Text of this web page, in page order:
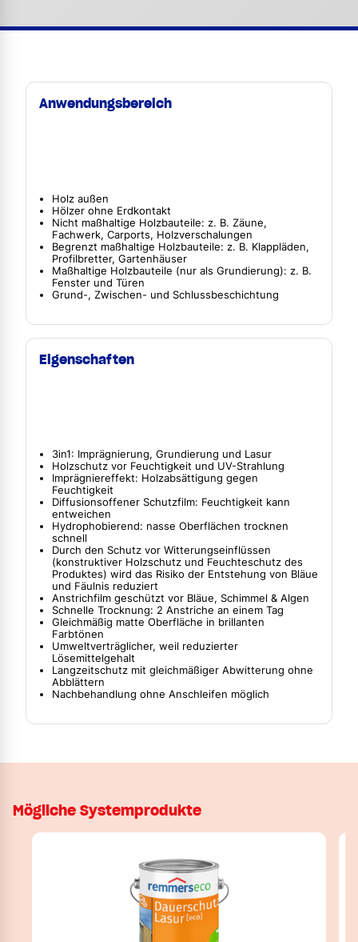
Anwendungsbereich
Holz außen
Hölzer ohne Erdkontakt
Nicht maßhaltige Holzbauteile: z. B. Zäune,
Fachwerk, Carports, Holzverschalungen
Begrenzt maßhaltige Holzbauteile: z. B. Klappläden,
Profilbretter, Gartenhäuser
Maßhaltige Holzbauteile (nur als Grundierung): z. B.
Fenster und Türen
Grund-, Zwischen- und Schlussbeschichtung
Eigenschaften
3in1: Imprägnierung, Grundierung und Lasur
Holzschutz vor Feuchtigkeit und UV-Strahlung
Imprägniereffekt: Holzabsättigung gegen
Feuchtigkeit
Diffusionsoffener Schutzfilm: Feuchtigkeit kann
entweichen
Hydrophobierend: nasse Oberflächen trocknen
schnell
Durch den Schutz vor Witterungseinflüssen
(konstruktiver Holzschutz und Feuchteschutz des
Produktes) wird das Risiko der Entstehung von Bläue
und Fäulnis reduziert
Anstrichfilm geschützt vor Bläue, Schimmel & Algen
Schnelle Trocknung: 2 Anstriche an einem Tag
Gleichmäßig matte Oberfläche in brillanten
Farbtönen
Umweltverträglicher, weil reduzierter
Lösemittelgehalt
Langzeitschutz mit gleichmäßiger Abwitterung ohne
Abblättern
Nachbehandlung ohne Anschleifen möglich
Mögliche Systemprodukte